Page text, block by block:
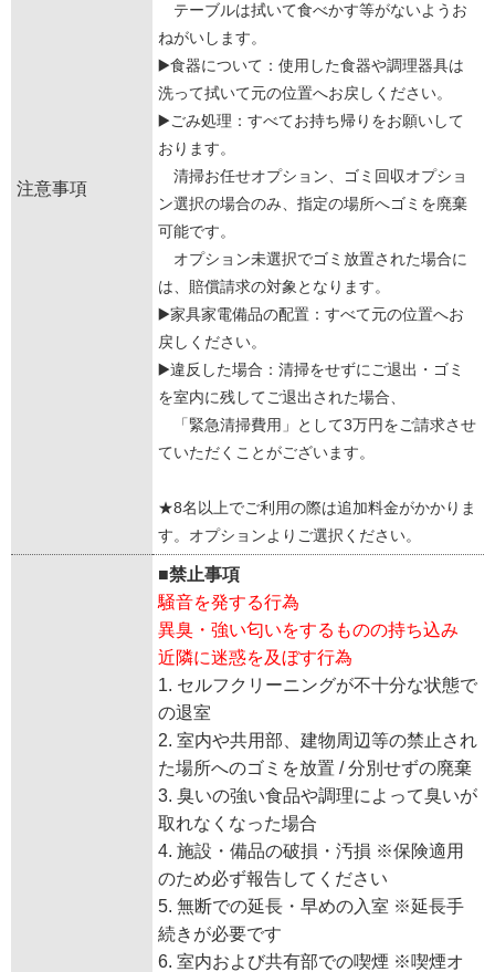
注意事項
テーブルは拭いて食べかす等がないようお
ねがいします。
▶️食器について：使用した食器や調理器具は
洗って拭いて元の位置へお戻しください。
▶️ごみ処理：すべてお持ち帰りをお願いして
おります。
清掃お任せオプション、ゴミ回収オプショ
ン選択の場合のみ、指定の場所へゴミを廃棄
可能です。
オプション未選択でゴミ放置された場合に
は、賠償請求の対象となります。
▶️家具家電備品の配置：すべて元の位置へお
戻しください。
▶️違反した場合：清掃をせずにご退出・ゴミ
を室内に残してご退出された場合、
「緊急清掃費用」として3万円をご請求させ
ていただくことがございます。
★8名以上でご利用の際は追加料金がかかりま
す。オプションよりご選択ください。
■禁止事項
騒音を発する行為
異臭・強い匂いをするものの持ち込み
近隣に迷惑を及ぼす行為
1. セルフクリーニングが不十分な状態で
の退室
2. 室内や共用部、建物周辺等の禁止され
た場所へのゴミを放置 / 分別せずの廃棄
3. 臭いの強い食品や調理によって臭いが
取れなくなった場合
4. 施設・備品の破損・汚損 ※保険適用
のため必ず報告してください
5. 無断での延長・早めの入室 ※延長手
続きが必要です
6. 室内および共有部での喫煙 ※喫煙オ